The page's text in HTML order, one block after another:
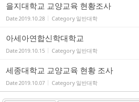
을지대학교 교양교육 현황조사
Date2019.10.28 Category 일반대학
아세아연합신학대학교
Date2019.10.15 Category 일반대학
세종대학교 교양교육 현황 조사
Date2019.10.07 Category 일반대학